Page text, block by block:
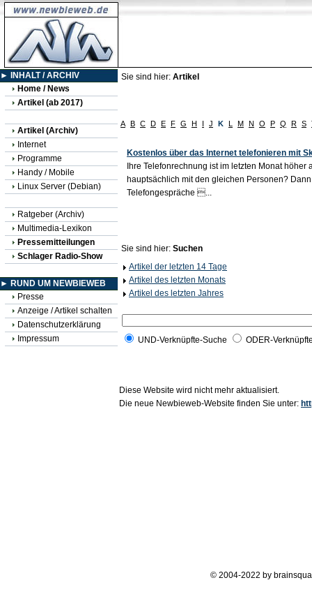
► INHALT / ARCHIV
Home / News
Artikel (ab 2017)
Artikel (Archiv)
Internet
Programme
Handy / Mobile
Linux Server (Debian)
Ratgeber (Archiv)
Multimedia-Lexikon
Pressemitteilungen
Schlager Radio-Show
► RUND UM NEWBIEWEB
Presse
Anzeige / Artikel schalten
Datenschutzerklärung
Impressum
Sie sind hier: Artikel
A B C D E F G H I J K L M N O P Q R S
Kostenlos über das Internet telefonieren mit
Ihre Telefonrechnung ist im letzten Monat
hauptsächlich mit den gleichen Personen?
Telefongespräche ...
Sie sind hier: Suchen
Artikel der letzten 14 Tage
Artikel des letzten Monats
Artikel des letzten Jahres
UND-Verknüpfte-Suche ODER-
Diese Website wird nicht mehr aktualisiert.
Die neue Newbieweb-Website finden Sie unter:
© 2004-2022 by